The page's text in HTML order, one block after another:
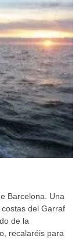
Barcelona. Una
del Garraf
de la
recalaréis para